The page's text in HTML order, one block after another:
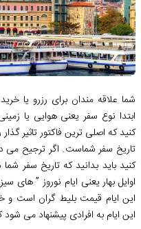
شما علاقه مندان برای رزرو یا
ابتدا نوع سفر یعنی هوایی یا
کنید که اصلی ترین فاکتور تاثیر
تاریخ سفر شماست. اگر ترجیح می
کنید باید بدانید که تاریخ سفر
اوایل بهار یعنی ایام نوروز ” های
این ایام قیمت بلیط گران است و
این ایام به افرادی پیشنهاد می